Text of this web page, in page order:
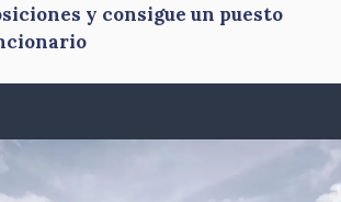
y consigue un puesto